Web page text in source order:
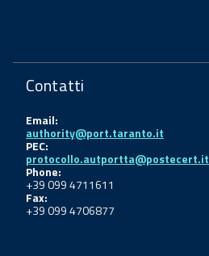
Contatti
Email:
authority@port.taranto.it
PEC:
protocollo.autportta@postecert.it
Phone:
+39 099 4711611
Fax:
+39 099 4706877